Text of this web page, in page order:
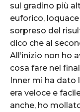
sul gradino più
euforico,
sorpreso del
dico che al
All’inizio non ho
cosa fare nel
Inner mi ha dato
era veloce e
anche, ho